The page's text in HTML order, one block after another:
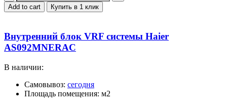
Add to cart Купить в 1 клик
Внутренний блок VRF системы Haier
AS092MNERAC
В наличии:
Самовывоз: сегодня
Площадь помещения: м2